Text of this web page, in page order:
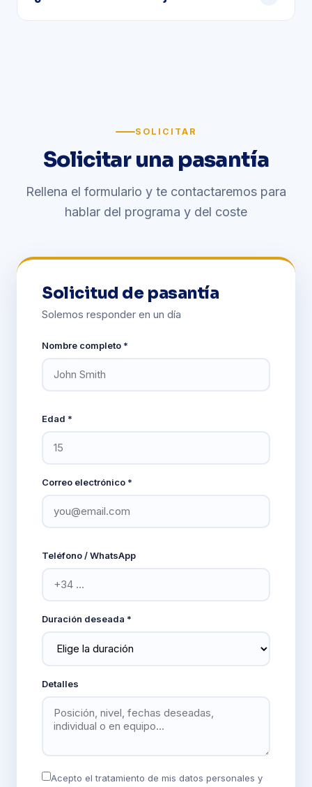
de la academia contra otros clubes y academias
españolas.
SOLICITAR
Solicitar una pasantía
Rellena el formulario y te contactaremos para
hablar del programa y del coste
Solicitud de pasantía
Solemos responder en un día
Nombre completo *
Edad *
Correo electrónico *
Teléfono / WhatsApp
Duración deseada *
Detalles
Acepto el tratamiento de mis datos personales y